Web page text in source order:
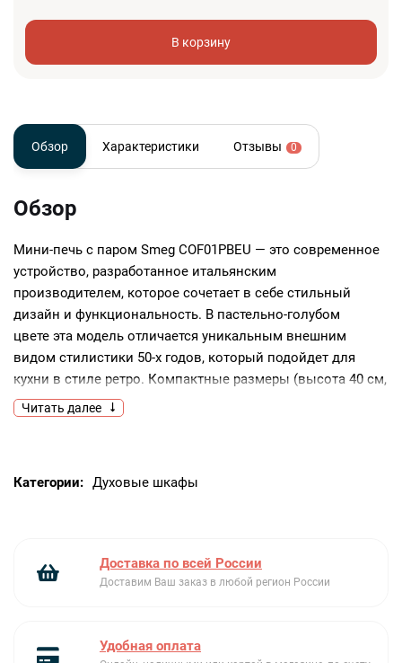
В корзину
Обзор Характеристики Отзывы 0
Обзор
Мини-печь с паром Smeg COF01PBEU — это современное
устройство, разработанное итальянским
производителем, которое сочетает в себе стильный
дизайн и функциональность. В пастельно-голубом
цвете эта модель отличается уникальным внешним
видом стилистики 50-х годов, который подойдет для
кухни в стиле ретро. Компактные размеры (высота 40 см,
ширина 50 см и глубина 50 см) позволяют разместить
прибор даже в небольшом помещении.Управление
необходимые для приготовления параметры.
температуру в диапазоне от 40 до 230 градусов.Одной
литра. Можно использовать 100% пар, а также
комбинировать его с другими режимами. Это позволяет
Читать далее
Категории: Духовые шкафы
Доставка по всей России
Доставим Ваш заказ в любой регион России
Удобная оплата